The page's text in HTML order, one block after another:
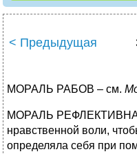
< Предыдущая
МОРАЛЬ РАБОВ – см.
МОРАЛЬ
нравственной воли,
определяла себя при